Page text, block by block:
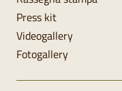
Press kit
Videogallery
Fotogallery